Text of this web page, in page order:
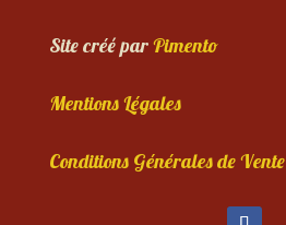
Site créé parPimento
Mentions Légales
Conditions Générales de Vente